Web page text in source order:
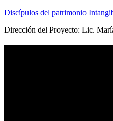
Discípulos del patrimonio
Dirección del Proyecto: Lic.